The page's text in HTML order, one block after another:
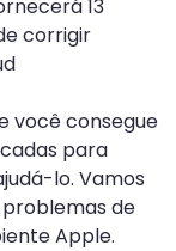
13
corrigir
você consegue
para
lo. Vamos
de
Apple.